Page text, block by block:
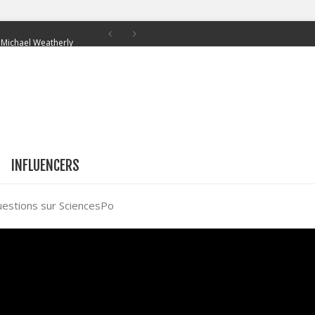
19 ce soir sur TF1
est révélée
INFLUENCERS
sur SciencesPo